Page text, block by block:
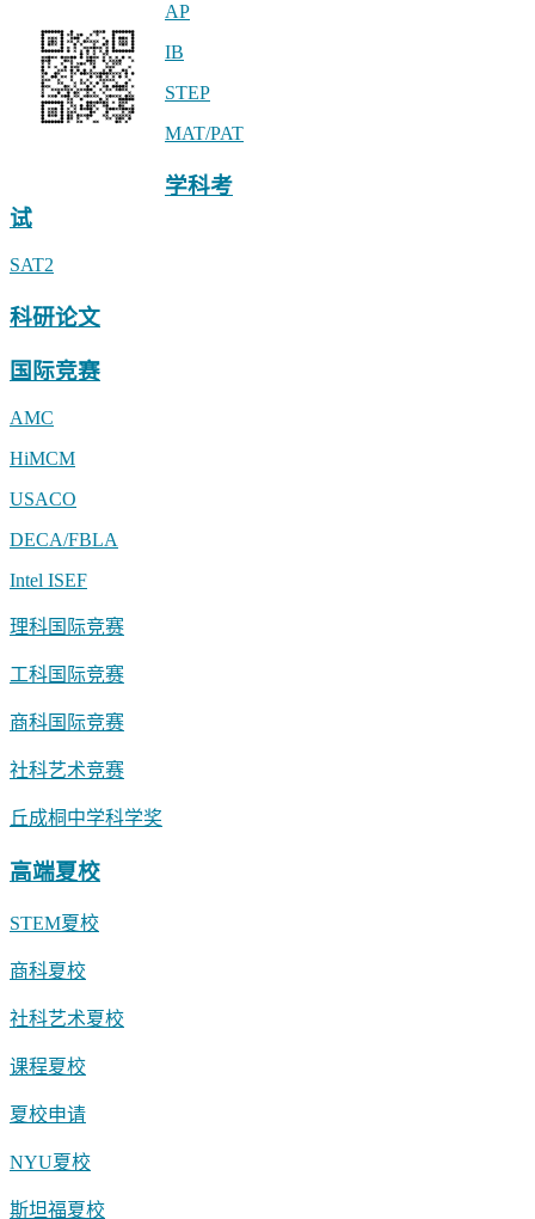
AP
IB
STEP
MAT/PAT
学科考
试
SAT2
科研论文
国际竞赛
AMC
HiMCM
USACO
DECA/FBLA
Intel ISEF
理科国际竞赛
工科国际竞赛
商科国际竞赛
社科艺术竞赛
丘成桐中学科学奖
高端夏校
STEM夏校
商科夏校
社科艺术夏校
课程夏校
夏校申请
NYU夏校
斯坦福夏校